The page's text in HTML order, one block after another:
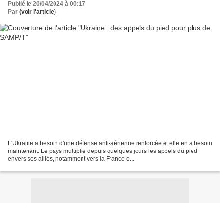
Publié le 20/04/2024 à 00:17
Par (voir l'article)
L'Ukraine a besoin d'une défense anti-aérienne renforcée et elle en a besoin
maintenant. Le pays multiplie depuis quelques jours les appels du pied
envers ses alliés, notamment vers la France e...